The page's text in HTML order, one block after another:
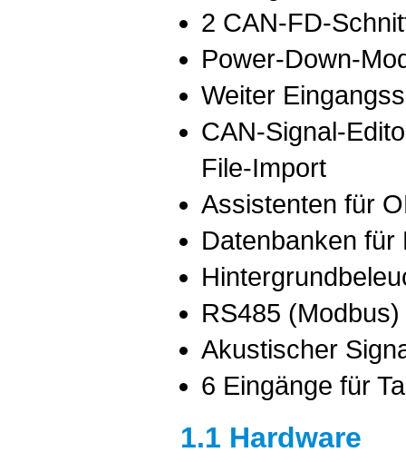
2 CAN-FD-
Power-Down-
Weiter
CAN-Signal-
File-Import
Assistenten für
Datenbanken für
RS485
Akustischer
6 Eingänge für
1.1 Hardware